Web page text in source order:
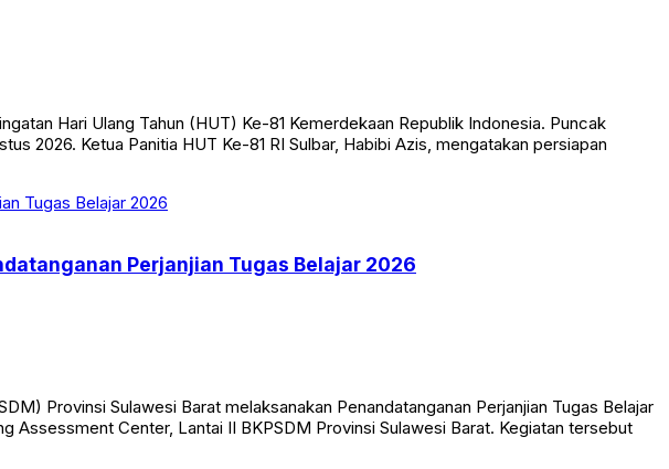
Hari Ulang Tahun (HUT) Ke-81 Kemerdekaan Republik Indonesia. Puncak
2026. Ketua Panitia HUT Ke-81 RI Sulbar, Habibi Azis, mengatakan persiapan
Perjanjian Tugas Belajar 2026
Provinsi Sulawesi Barat melaksanakan Penandatanganan Perjanjian Tugas Belajar
Assessment Center, Lantai II BKPSDM Provinsi Sulawesi Barat. Kegiatan tersebut